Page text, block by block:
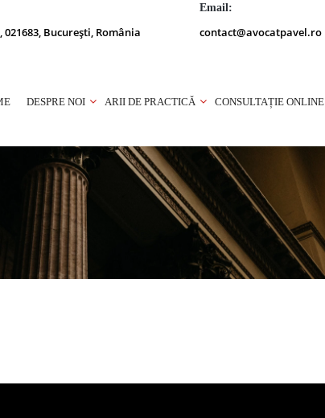
București, România
Email:
contact@avocatpavel.ro
DESPRE NOI ARII DE PRACTICĂ CONSULTAȚIE ONLINE